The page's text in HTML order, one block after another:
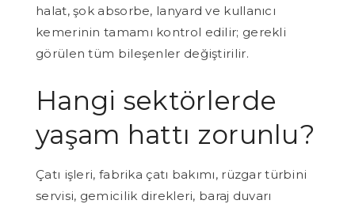
halat, şok absorbe, lanyard ve kullanıcı
kemerinin tamamı kontrol edilir; gerekli
görülen tüm bileşenler değiştirilir.
Hangi sektörlerde
yaşam hattı zorunlu?
Çatı işleri, fabrika çatı bakımı, rüzgar türbini
servisi, gemicilik direkleri, baraj duvarı